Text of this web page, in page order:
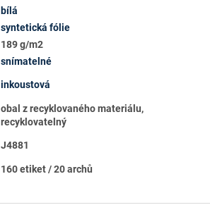
bílá
syntetická fólie
189 g/m2
snímatelné
inkoustová
obal z recyklovaného materiálu,
recyklovatelný
J4881
160 etiket / 20 archů